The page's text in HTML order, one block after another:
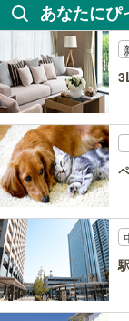
あなたにぴ